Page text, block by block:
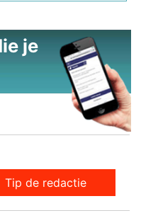
je
Tip de redactie